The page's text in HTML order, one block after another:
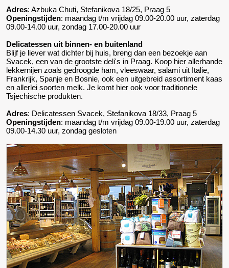
Adres: Azbuka Chuti, Stefanikova 18/25, Praag 5
Openingstijden: maandag t/m vrijdag 09.00-20.00 uur, zaterdag
09.00-14.00 uur, zondag 17.00-20.00 uur
Delicatessen uit binnen- en buitenland
Blijf je liever wat dichter bij huis, breng dan een bezoekje aan
Svacek, een van de grootste deli's in Praag. Koop hier allerhande
lekkernijen zoals gedroogde ham, vleeswaar, salami uit Italie,
Frankrijk, Spanje en Bosnie, ook een uitgebreid assortiment kaas
en allerlei soorten melk. Je komt hier ook voor traditionele
Tsjechische produkten.
Adres: Delicatessen Svacek, Stefanikova 18/33, Praag 5
Openingstijden: maandag t/m vrijdag 09.00-19.00 uur, zaterdag
09.00-14.30 uur, zondag gesloten